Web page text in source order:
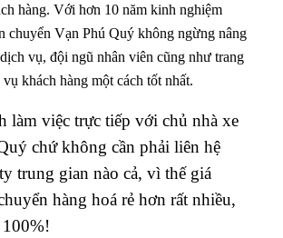
hàng. Với hơn 10 năm kinh nghiệm
chuyển Vạn Phú Quý không ngừng nâng
vụ, đội ngũ nhân viên cũng như trang
khách hàng một cách tốt nhất.
làm việc trực tiếp với chủ nhà xe
chứ không cần phải liên hệ
trung gian nào cả, vì thế giá
hàng hoá rẻ hơn rất nhiều,
100%!